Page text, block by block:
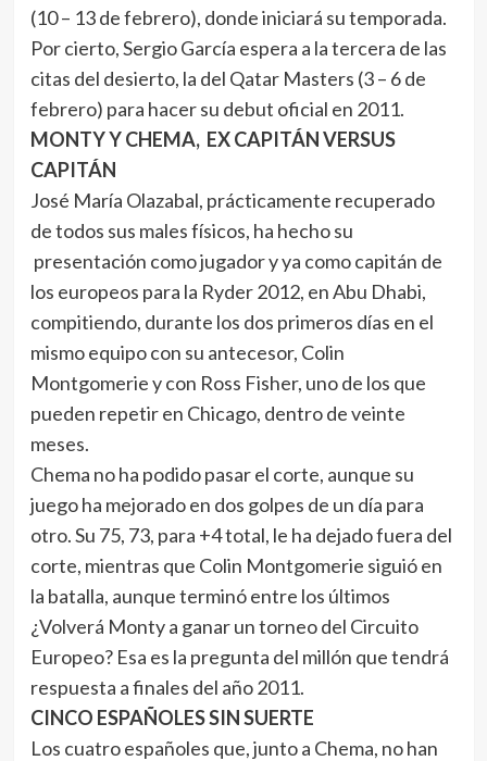
(10 – 13 de febrero), donde iniciará su temporada.
Por cierto, Sergio García espera a la tercera de las
citas del desierto, la del Qatar Masters (3 – 6 de
febrero) para hacer su debut oficial en 2011.
MONTY Y CHEMA, EX CAPITÁN VERSUS
CAPITÁN
José María Olazabal, prácticamente recuperado
de todos sus males físicos, ha hecho su
presentación como jugador y ya como capitán de
los europeos para la Ryder 2012, en Abu Dhabi,
compitiendo, durante los dos primeros días en el
mismo equipo con su antecesor, Colin
Montgomerie y con Ross Fisher, uno de los que
pueden repetir en Chicago, dentro de veinte
meses.
Chema no ha podido pasar el corte, aunque su
juego ha mejorado en dos golpes de un día para
otro. Su 75, 73, para +4 total, le ha dejado fuera del
corte, mientras que Colin Montgomerie siguió en
la batalla, aunque terminó entre los últimos
¿Volverá Monty a ganar un torneo del Circuito
Europeo? Esa es la pregunta del millón que tendrá
respuesta a finales del año 2011.
CINCO ESPAÑOLES SIN SUERTE
Los cuatro españoles que, junto a Chema, no han